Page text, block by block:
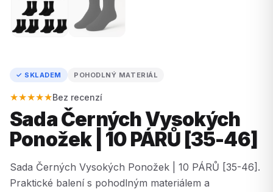
✓ SKLADEM POHODLNÝ MATERIÁL
★★★★★Bez recenzí
Sada Černých Vysokých
Ponožek | 10 PÁRŮ [35-46]
Sada Černých Vysokých Ponožek | 10 PÁRŮ [35-46].
Praktické balení s pohodlným materiálem a